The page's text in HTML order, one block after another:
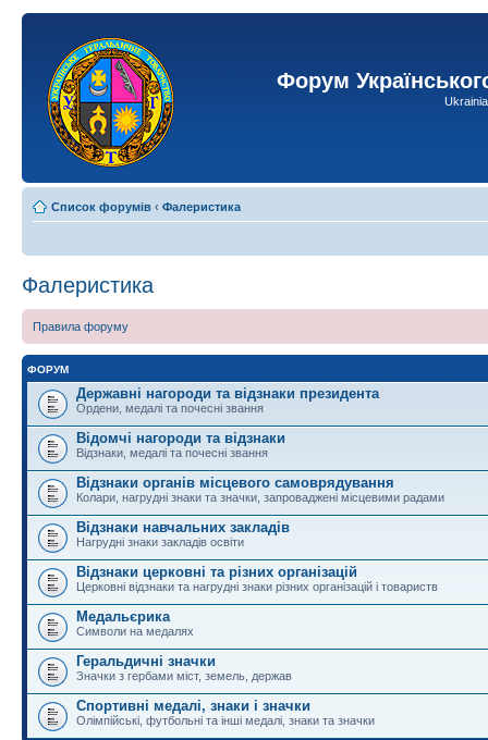
Форум
Список форумів ‹ Фалеристика
Фалеристика
Правила форуму
ФОРУМ
Державні нагороди та відзнаки президента
Ордени, медалі та почесні звання
Відомчі нагороди та відзнаки
Відзнаки, медалі та почесні звання
Відзнаки органів місцевого самоврядування
Колари, нагрудні знаки та значки, запроваджені місцевими радами
Відзнаки навчальних закладів
Нагрудні знаки закладів освіти
Відзнаки церковні та різних організацій
Церковні відзнаки та нагрудні знаки різних організацій і товариств
Медальєрика
Символи на медалях
Геральдичні значки
Значки з гербами міст, земель, держав
Спортивні медалі, знаки і значки
Олімпійські, футбольні та інші медалі, знаки та значки